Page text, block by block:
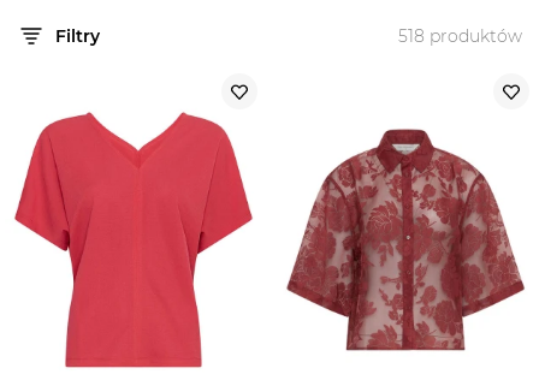
Filtry 518 produktów